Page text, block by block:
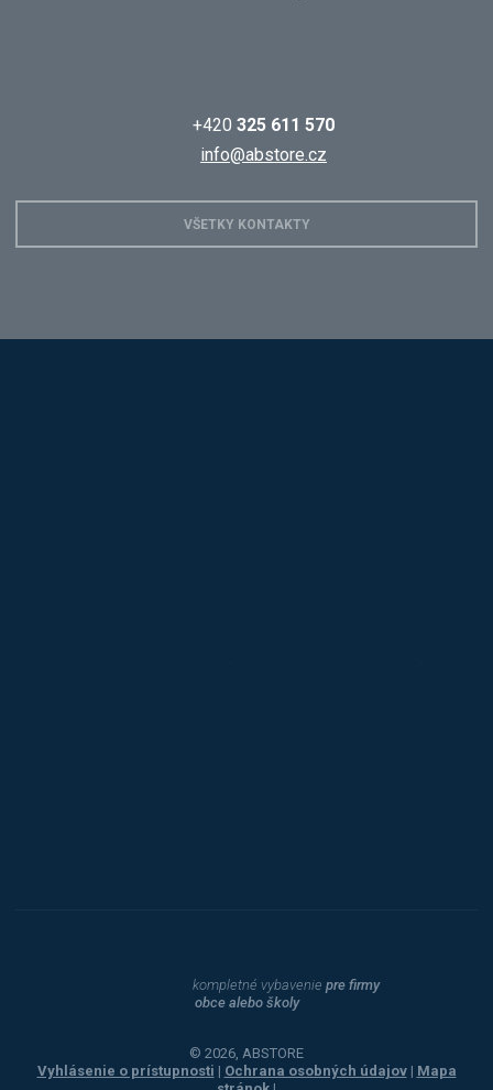
+420 325 611 570
info@abstore.cz
VŠETKY KONTAKTY
kompletné vybavenie pre firmy
obce alebo školy
© 2026, ABSTORE
Vyhlásenie o prístupnosti | Ochrana osobných údajov | Mapa